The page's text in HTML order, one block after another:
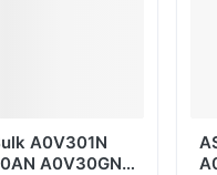
A0V301N
A0V30GN